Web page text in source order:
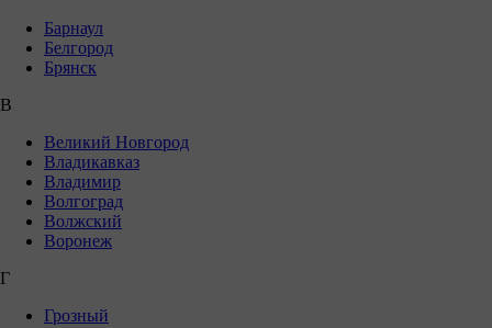
Барнаул
Белгород
Брянск
В
Великий Новгород
Владикавказ
Владимир
Волгоград
Волжский
Воронеж
Г
Грозный